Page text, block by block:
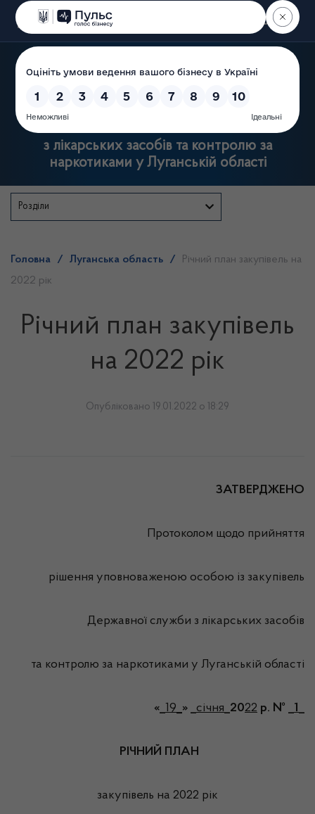
Пошук
з лікарських засобів та контролю за
наркотиками у Луганській області
Розділи
Головна / Луганська область /
Річний план закупівель на
2022 рік
Річний план закупівель
на 2022 рік
Опубліковано 19.01.2022 о 18:29
ЗАТВЕРДЖЕНО
Протоколом щодо прийняття
рішення уповноваженою особою із закупівель
Державної служби з лікарських засобів
та контролю за наркотиками у Луганській області
«_ 19_ » _ січня _2022 р. № _ 1
РІЧНИЙ ПЛАН
закупівель на 2022 рік